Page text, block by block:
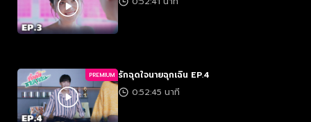
PREMIUM รักฉุดใจนายฉุกเฉิน EP.4
0:52:45 นาที